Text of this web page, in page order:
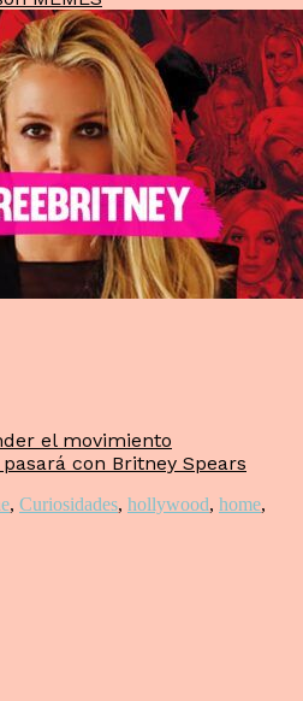
el movimiento
con Britney Spears
, Curiosidades, hollywood, home,